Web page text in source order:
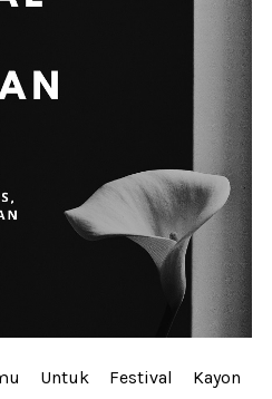
Untuk Festival Kayon